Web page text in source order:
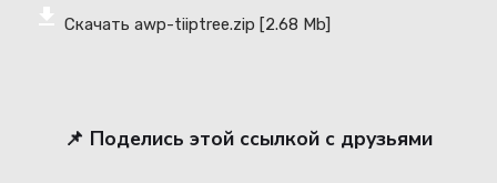
Скачать awp-tiiptree.zip [2.68 Mb]
📌 Поделись этой ссылкой с друзьями